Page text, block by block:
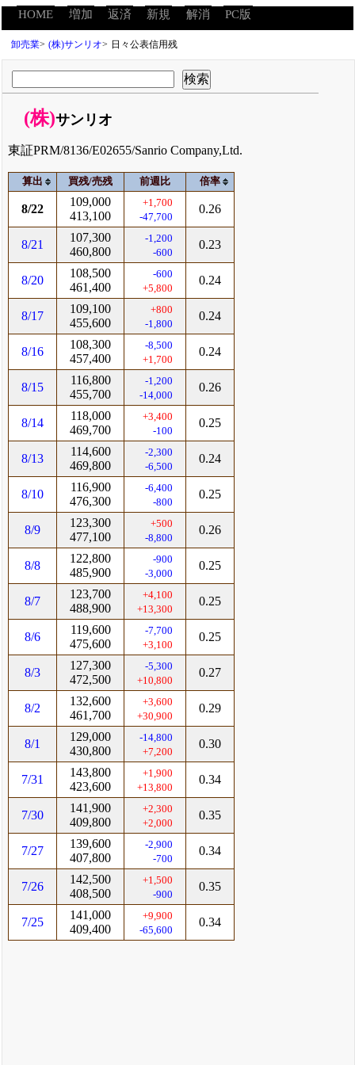
HOME 増加 返済 新規 解消 PC版
卸売業> (株)サンリオ> 日々公表信用残
(株)サンリオ
東証PRM/8136/E02655/Sanrio Company,Ltd.
算出 買残/売残 前週比 倍率
8/22
109,000
413,100
+1,700
-47,700
0.26
8/21
107,300
460,800
-1,200
-600
0.23
8/20
108,500
461,400
-600
+5,800
0.24
8/17
109,100
455,600
+800
-1,800
0.24
8/16
108,300
457,400
-8,500
+1,700
0.24
8/15
116,800
455,700
-1,200
-14,000
0.26
8/14
118,000
469,700
+3,400
-100
0.25
8/13
114,600
469,800
-2,300
-6,500
0.24
8/10
116,900
476,300
-6,400
-800
0.25
8/9
123,300
477,100
+500
-8,800
0.26
8/8
122,800
485,900
-900
-3,000
0.25
8/7
123,700
488,900
+4,100
+13,300
0.25
8/6
119,600
475,600
-7,700
+3,100
0.25
8/3
127,300
472,500
-5,300
+10,800
0.27
8/2
132,600
461,700
+3,600
+30,900
0.29
8/1
129,000
430,800
-14,800
+7,200
0.30
7/31
143,800
423,600
+1,900
+13,800
0.34
7/30
141,900
409,800
+2,300
+2,000
0.35
7/27
139,600
407,800
-2,900
-700
0.34
7/26
142,500
408,500
+1,500
-900
0.35
7/25
141,000
409,400
+9,900
-65,600
0.34